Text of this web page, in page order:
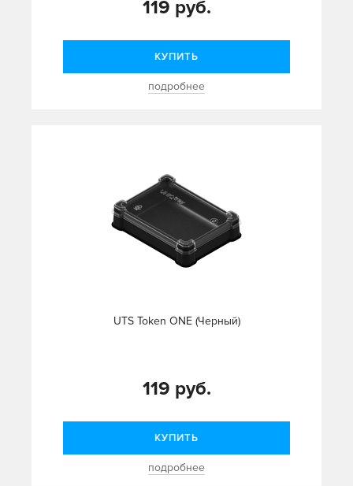
119 руб.
КУПИТЬ
подробнее
UTS Token ONE (Черный)
119 руб.
КУПИТЬ
подробнее